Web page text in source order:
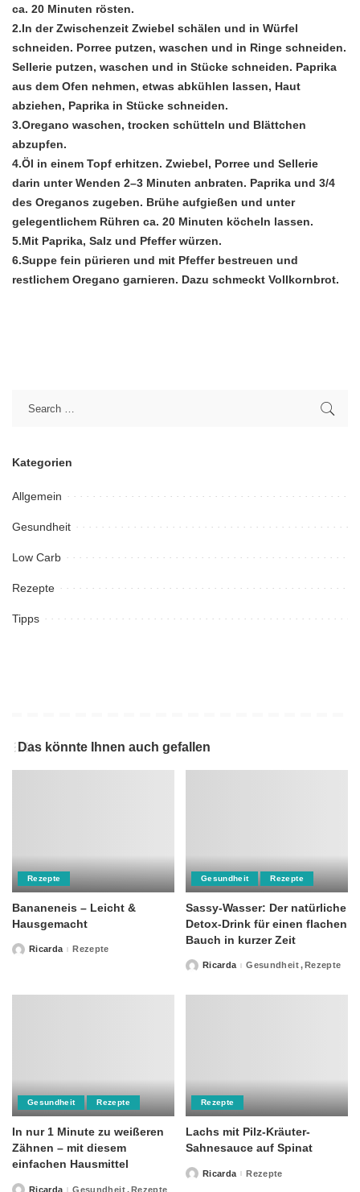
ca. 20 Minuten rösten.
2.In der Zwischenzeit Zwiebel schälen und in Würfel
schneiden. Porree putzen, waschen und in Ringe schneiden.
Sellerie putzen, waschen und in Stücke schneiden. Paprika
aus dem Ofen nehmen, etwas abkühlen lassen, Haut
abziehen, Paprika in Stücke schneiden.
3.Oregano waschen, trocken schütteln und Blättchen
abzupfen.
4.Öl in einem Topf erhitzen. Zwiebel, Porree und Sellerie
darin unter Wenden 2–3 Minuten anbraten. Paprika und 3/4
des Oreganos zugeben. Brühe aufgießen und unter
gelegentlichem Rühren ca. 20 Minuten köcheln lassen.
5.Mit Paprika, Salz und Pfeffer würzen.
6.Suppe fein pürieren und mit Pfeffer bestreuen und
restlichem Oregano garnieren. Dazu schmeckt Vollkornbrot.
Kategorien
Allgemein
Gesundheit
Low Carb
Rezepte
Tipps
Das könnte Ihnen auch gefallen
Rezepte
Bananeneis – Leicht &
Hausgemacht
PostedRicarda Rezepte
Gesundheit Rezepte
Sassy-Wasser: Der natürliche
Detox-Drink für einen flachen
Bauch in kurzer Zeit
PostedRicarda Gesundheit Rezepte
Gesundheit Rezepte
In nur 1 Minute zu weißeren
Zähnen – mit diesem
einfachen Hausmittel
Ricarda Gesundheit Rezepte
Rezepte
Lachs mit Pilz-Kräuter-
Sahnesauce auf Spinat
PostedRicarda Rezepte